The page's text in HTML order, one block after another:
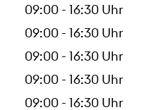
09:00 - 16:30 Uhr
09:00 - 16:30 Uhr
09:00 - 16:30 Uhr
09:00 - 16:30 Uhr
09:00 - 16:30 Uhr